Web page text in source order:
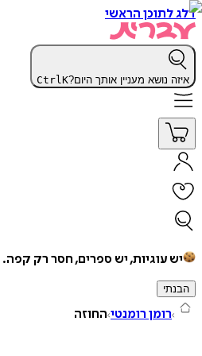
דלג לתוכן הראשי
איזה נושא מעניין אותך היום? CtrlK
יש עוגיות, יש ספרים, חסר רק קפה.
הבנתי
רומן רומנטי החוזה